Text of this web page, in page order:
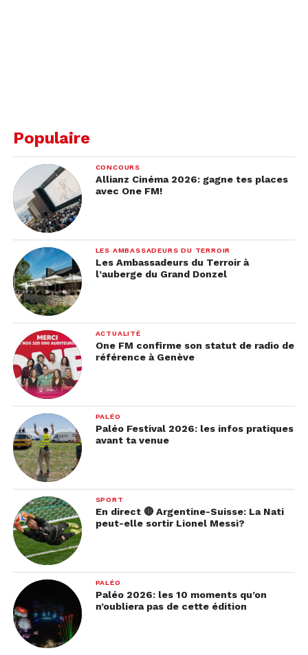
Populaire
CONCOURS
Allianz Cinéma 2026: gagne tes places
avec One FM!
LES AMBASSADEURS DU TERROIR
Les Ambassadeurs du Terroir à
l’auberge du Grand Donzel
ACTUALITÉ
One FM confirme son statut de radio de
référence à Genève
PALÉO
Paléo Festival 2026: les infos pratiques
avant ta venue
SPORT
En direct 🔴 Argentine-Suisse: La Nati
peut-elle sortir Lionel Messi?
PALÉO
Paléo 2026: les 10 moments qu’on
n’oubliera pas de cette édition